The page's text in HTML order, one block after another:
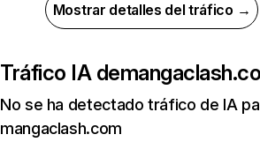
Mostrar detalles del tráfico →
Tráfico IA de
No se ha detectado tráfico de IA
mangaclash.com